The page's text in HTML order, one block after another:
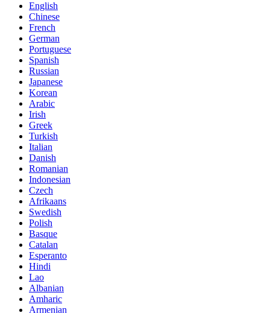
English
Chinese
French
German
Portuguese
Spanish
Russian
Japanese
Korean
Arabic
Irish
Greek
Turkish
Italian
Danish
Romanian
Indonesian
Czech
Afrikaans
Swedish
Polish
Basque
Catalan
Esperanto
Hindi
Lao
Albanian
Amharic
Armenian